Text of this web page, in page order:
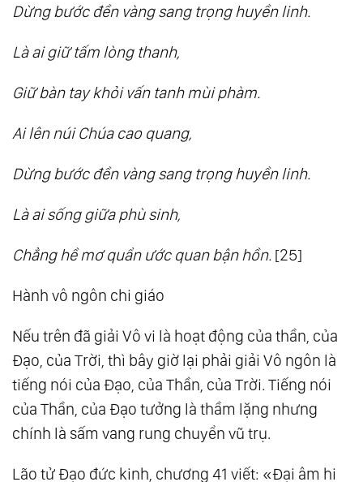
Dừng bước đền vàng sang trọng huyền linh.
Là ai giữ tấm lòng thanh,
Giữ bàn tay khỏi vấn tanh mùi phàm.
Ai lên núi Chúa cao quang,
Dừng bước đền vàng sang trọng huyền linh.
Là ai sống giữa phù sinh,
Chẳng hề mơ quẩn ước quan bận hồn. [25]
Hành vô ngôn chi giáo
Nếu trên đã giải Vô vi là hoạt động của thần, của
Đạo, của Trời, thì bây giờ lại phải giải Vô ngôn là
tiếng nói của Đạo, của Thần, của Trời. Tiếng nói
của Thần, của Đạo tưởng là thầm lặng nhưng
chính là sấm vang rung chuyển vũ trụ.
Lão tử Đạo đức kinh, chương 41 viết: «Đại âm hi